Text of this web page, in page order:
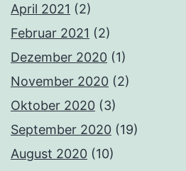
April 2021 (2)
Februar 2021 (2)
Dezember 2020 (1)
November 2020 (2)
Oktober 2020 (3)
September 2020 (19)
August 2020 (10)